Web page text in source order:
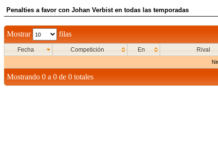
Penalties a favor con Johan Verbist en todas las temporadas
Mostrar filas
Fecha Competición En Rival
Mostrando 0 a 0 de 0 totales